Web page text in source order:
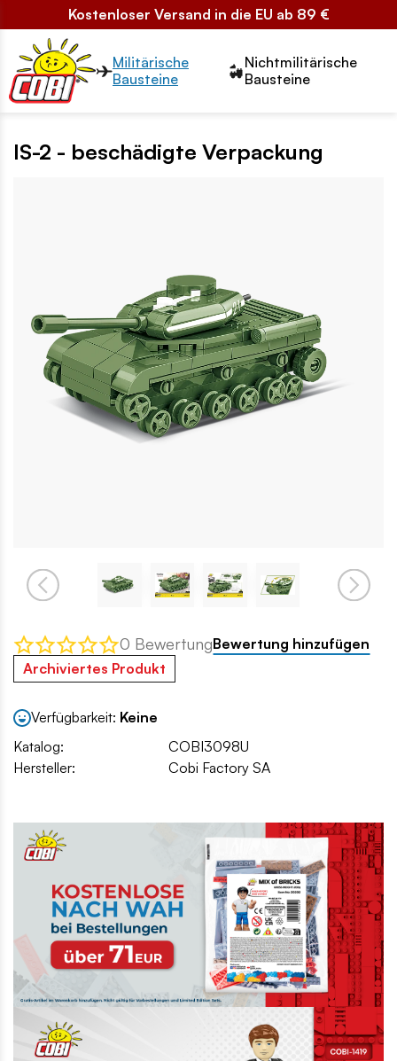
Kostenloser Versand in die EU ab 89 €
Przełącznik segmentów2
Militärische
Bausteine
Nichtmilitärische
Bausteine
IS-2 - beschädigte Verpackung
0 BewertungBewertung hinzufügen
Archiviertes Produkt
Verfügbarkeit: Keine
Katalog:
COBI3098U
Hersteller:
Cobi Factory SA